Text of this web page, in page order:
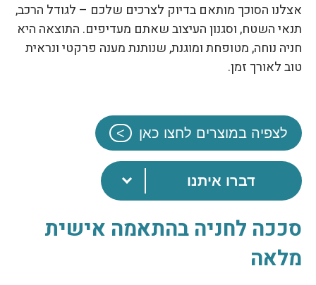
אצלנו הסוכך מותאם בדיוק לצרכים שלכם – לגודל הרכב,
תנאי השטח, וסגנון העיצוב שאתם מעדיפים. התוצאה היא
חניה נוחה, מטופחת ומוגנת, שנותנת מענה פרקטי ונראית
טוב לאורך זמן.
לצפיה במוצרים לחצו כאן
דברו איתנו
סככה לחניה בהתאמה אישית
מלאה